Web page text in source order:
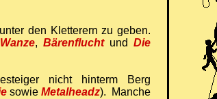
den Kletterern zu geben.
, BärenfluchtundDie
nicht hinterm Berg
sowie Metalheadz). Manche